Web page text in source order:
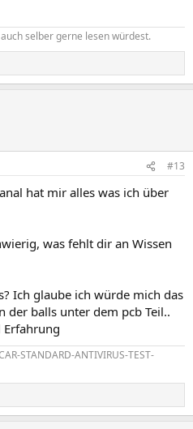
selber gerne lesen würdest.
#13
hat mir alles was ich über
was fehlt dir an Wissen
Ich glaube ich würde mich das
der balls unter dem pcb Teil..
Erfahrung
STANDARD-ANTIVIRUS-TEST-